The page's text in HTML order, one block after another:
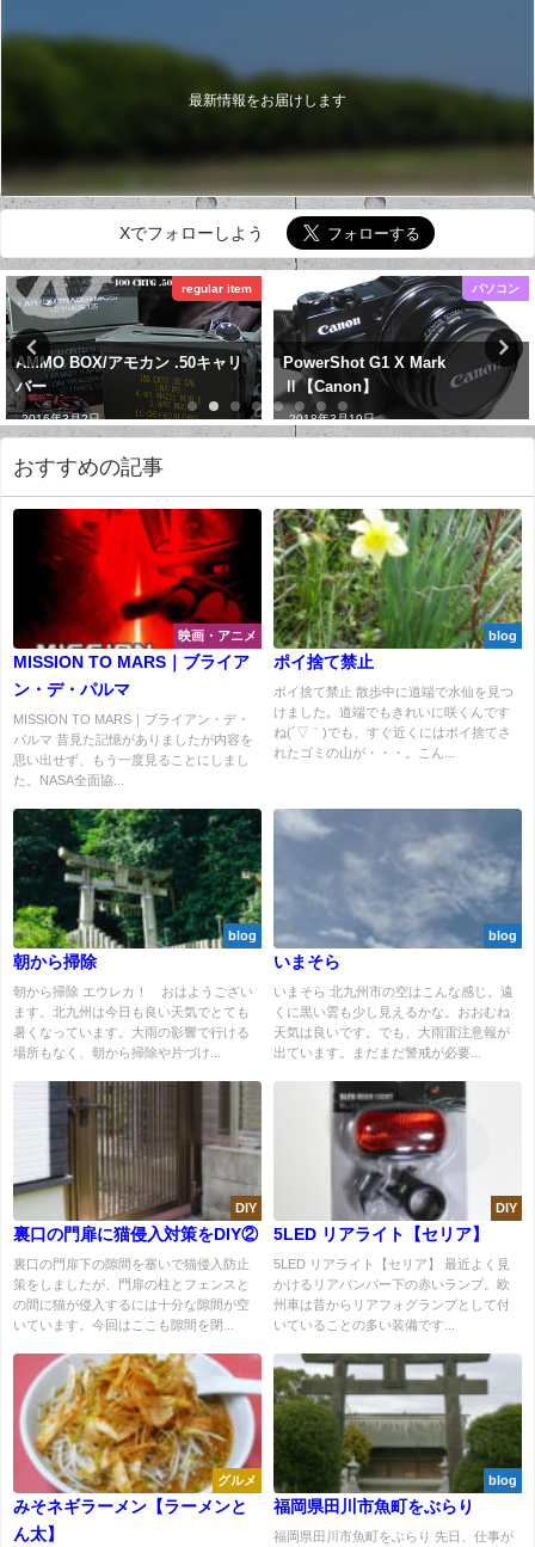
最新情報をお届けします
Xでフォローしよう
regular item
AMMO BOX/アモカン .50キャリ
バー
2016年3月2日
パソコン
PowerShot G1 X Mark
Ⅱ【Canon】
2018年3月19日
おすすめの記事
映画・アニメ
MISSION TO MARS｜ブライア
ン・デ・パルマ
MISSION TO MARS｜ブライアン・デ・
パルマ 昔見た記憶がありましたが内容を
思い出せず、もう一度見ることにしまし
た。NASA全面協...
blog
ポイ捨て禁止
ポイ捨て禁止 散歩中に道端で水仙を見つ
けました。道端でもきれいに咲くんです
ね(´▽｀)でも、すぐ近くにはポイ捨てさ
れたゴミの山が・・・。こん...
blog
朝から掃除
朝から掃除 エウレカ！ おはようござい
ます。北九州は今日も良い天気でとても
暑くなっています。大雨の影響で行ける
場所もなく、朝から掃除や片づけ...
blog
いまそら
いまそら 北九州市の空はこんな感じ。遠
くに黒い雲も少し見えるかな。おおむね
天気は良いです。でも、大雨雷注意報が
出ています。まだまだ警戒が必要...
DIY
裏口の門扉に猫侵入対策をDIY②
裏口の門扉下の隙間を塞いで猫侵入防止
策をしましたが、門扉の柱とフェンスと
の間に猫が侵入するには十分な隙間が空
いています。今回はここも隙間を閉...
DIY
5LED リアライト【セリア】
5LED リアライト【セリア】 最近よく見
かけるリアバンパー下の赤いランプ。欧
州車は昔からリアフォグランプとして付
いていることの多い装備です...
グルメ
みそネギラーメン【ラーメンと
ん太】
blog
福岡県田川市魚町をぶらり
福岡県田川市魚町をぶらり 先日、仕事が